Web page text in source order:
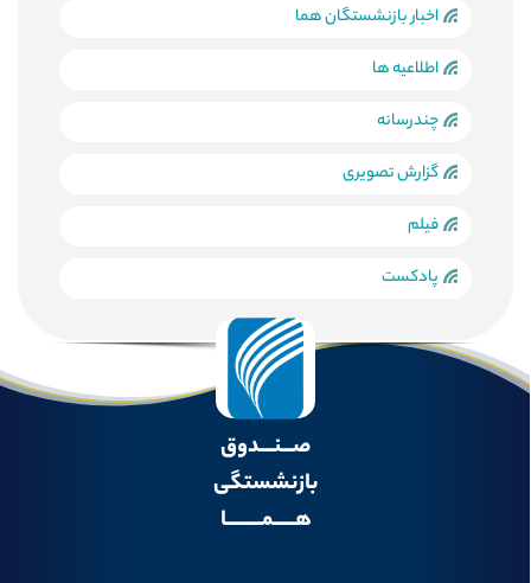
اخبار بازنشستگان هما
اطلاعیه ها
چندرسانه
گزارش تصویری
فیلم
پادکست
صـــنــــدوق
بازنشستگی
هــــــمــــــــــا